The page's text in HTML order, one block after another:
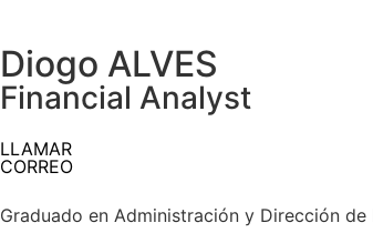
Diogo ALVES
Financial Analyst
LLAMAR
CORREO
Graduado en Administración y Dirección